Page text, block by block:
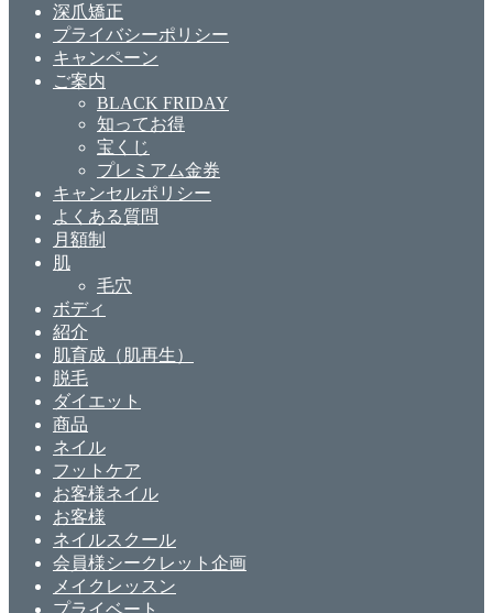
深爪矯正
プライバシーポリシー
キャンペーン
ご案内
BLACK FRIDAY
知ってお得
宝くじ
プレミアム金券
キャンセルポリシー
よくある質問
月額制
肌
毛穴
ボディ
紹介
肌育成（肌再生）
脱毛
ダイエット
商品
ネイル
フットケア
お客様ネイル
お客様
ネイルスクール
会員様シークレット企画
メイクレッスン